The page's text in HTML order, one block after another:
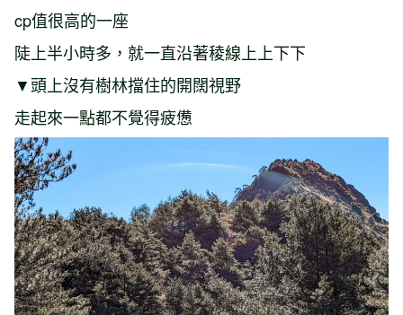
cp值很高的一座
陡上半小時多，就一直沿著稜線上上下下
▼頭上沒有樹林擋住的開闊視野
走起來一點都不覺得疲憊